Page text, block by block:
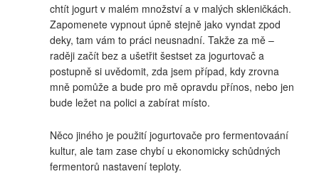
chtít jogurt v malém množství a v malých skleničkách.
Zapomenete vypnout úpně stejně jako vyndat zpod
deky, tam vám to práci neusnadní. Takže za mě –
raději začít bez a ušetřit šestset za jogurtovač a
postupně si uvědomit, zda jsem případ, kdy zrovna
mně pomůže a bude pro mě opravdu přínos, nebo jen
bude ležet na polici a zabírat místo.
Něco jiného je použití jogurtovače pro fermentovaání
kultur, ale tam zase chybí u ekonomicky schůdných
fermentorů nastavení teploty.